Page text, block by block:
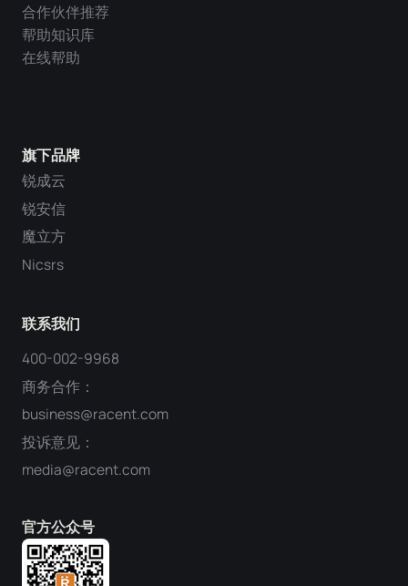
旗下品牌
锐成云
锐安信
魔立方
Nicsrs
联系我们
400-002-9968
商务合作：
business@racent.com
投诉意见：
media@racent.com
官方公众号
合作伙伴推荐
帮助知识库
在线帮助